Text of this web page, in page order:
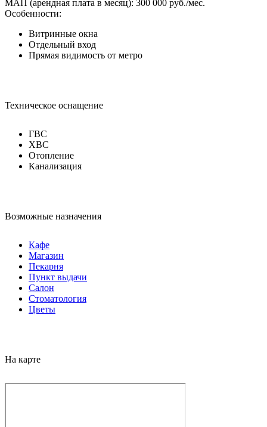
МАП (арендная плата в месяц): 300 000 руб./мес.
Особенности:
Витринные окна
Отдельный вход
Прямая видимость от метро
Техническое оснащение
ГВС
ХВС
Отопление
Канализация
Возможные назначения
Кафе
Магазин
Пекарня
Пункт выдачи
Салон
Стоматология
Цветы
На карте